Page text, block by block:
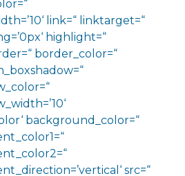
link=“ linktarget=“
highlight=“
border_color=“
background_color=“
src=“